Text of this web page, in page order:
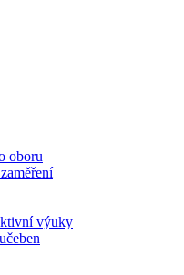
oboru
výuky